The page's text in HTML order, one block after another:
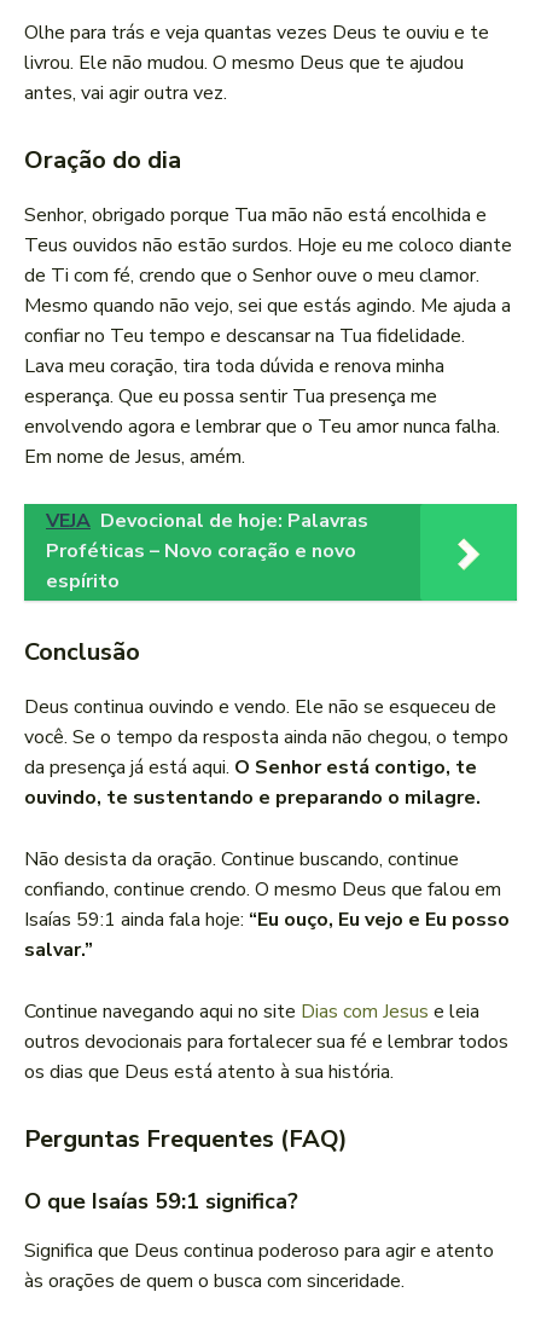
Olhe para trás e veja quantas vezes Deus te ouviu e te
livrou. Ele não mudou. O mesmo Deus que te ajudou
antes, vai agir outra vez.
Oração do dia
Senhor, obrigado porque Tua mão não está encolhida e
Teus ouvidos não estão surdos. Hoje eu me coloco diante
de Ti com fé, crendo que o Senhor ouve o meu clamor.
Mesmo quando não vejo, sei que estás agindo. Me ajuda a
confiar no Teu tempo e descansar na Tua fidelidade.
Lava meu coração, tira toda dúvida e renova minha
esperança. Que eu possa sentir Tua presença me
envolvendo agora e lembrar que o Teu amor nunca falha.
Em nome de Jesus, amém.
VEJA Devocional de hoje: Palavras
Proféticas – Novo coração e novo
espírito
Conclusão
Deus continua ouvindo e vendo. Ele não se esqueceu de
você. Se o tempo da resposta ainda não chegou, o tempo
da presença já está aqui. O Senhor está contigo, te
ouvindo, te sustentando e preparando o milagre.
Não desista da oração. Continue buscando, continue
confiando, continue crendo. O mesmo Deus que falou em
Isaías 59:1 ainda fala hoje: “Eu ouço, Eu vejo e Eu posso
salvar.”
Continue navegando aqui no site Dias com Jesus e leia
outros devocionais para fortalecer sua fé e lembrar todos
os dias que Deus está atento à sua história.
Perguntas Frequentes (FAQ)
O que Isaías 59:1 significa?
Significa que Deus continua poderoso para agir e atento
às orações de quem o busca com sinceridade.